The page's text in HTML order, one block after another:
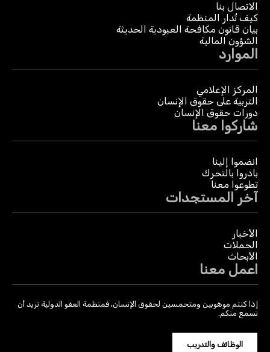
الاتصال بنا
كيف تُدار المنظمة
بيان قانون مكافحة العبودية الحديثة
الشؤون المالية
الموارد
المركز الإعلامي
التربية على حقوق الإنسان
دورات حقوق الإنسان
شاركوا معنا
انضموا إلينا
بادروا بالتحرك
تطوعوا معنا
آخر المستجدات
الأخبار
الحملات
الأبحاث
اعمل معنا
إذا كنتم موهوبين ومتحمسين لحقوق الإنسان، فمنظمة العفو الدولية تريد أن
تسمع منكم.
الوظائف والتدريب